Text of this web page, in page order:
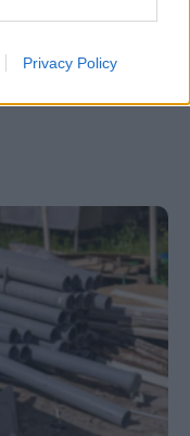
Privacy Policy
ανοίγουν τον